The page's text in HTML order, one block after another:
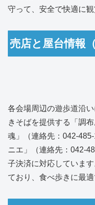
守って、安全で快適に観
売店と屋台情報
各会場周辺の遊歩道沿
きそばを提供する「調
魂」（連絡先：042-
ニエ」（連絡先：042-
子決済に対応していま
ており、食べ歩きに最適